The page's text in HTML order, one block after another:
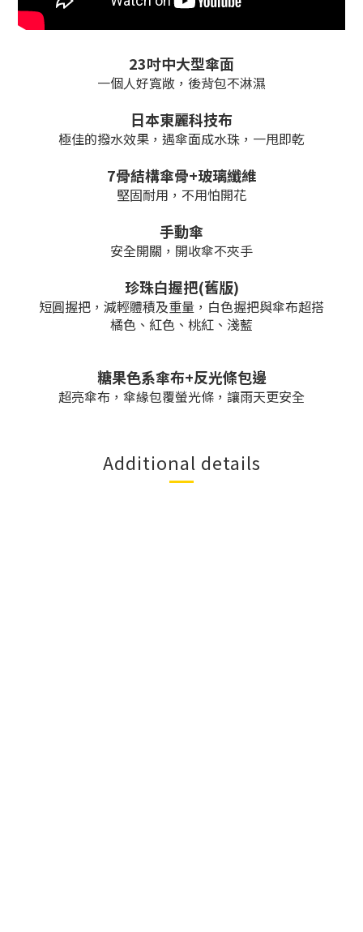
23吋中大型傘面
一個人好寬敞，後背包不淋濕
日本東麗科技布
極佳的撥水效果，遇傘面成水珠，一甩即乾
7骨結構傘骨+玻璃纖維
堅固耐用，不用怕開花
手動傘
安全開關，開收傘不夾手
珍珠白握把(舊版)
短圓握把，減輕體積及重量，白色握把與傘布超搭
橘色、紅色、桃紅、淺藍
糖果色系傘布+反光條包邊
超亮傘布，傘緣包覆螢光條，讓雨天更安全
Additional details